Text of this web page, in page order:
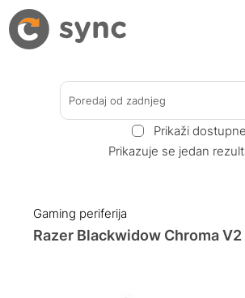
Poredaj od zadnjeg
Prikaži dostupne
Prikazuje se jedan
Gaming periferija
Razer Blackwidow Chroma V2